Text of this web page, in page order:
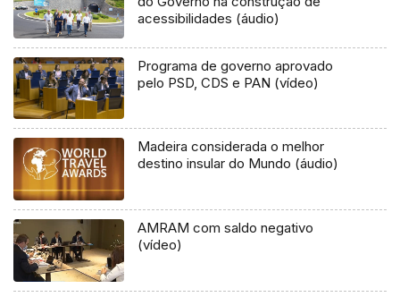
acessibilidades (áudio)
Programa de governo aprovado
pelo PSD, CDS e PAN (vídeo)
Madeira considerada o melhor
destino insular do Mundo (áudio)
AMRAM com saldo negativo
(vídeo)